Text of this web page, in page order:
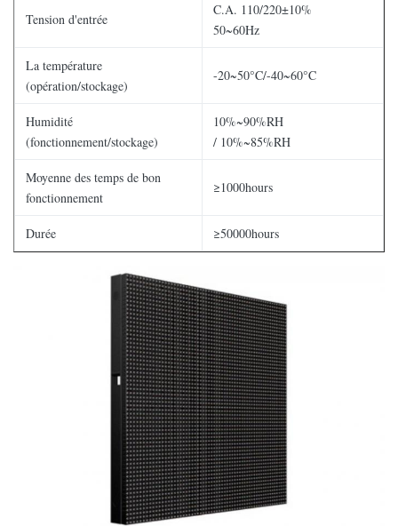
Tension d'entrée
C.A. 110/220±10%
50~60Hz
La température
(opération/stockage)
-20~50°C/-40~60°C
Humidité
(fonctionnement/stockage)
10%~90%RH
/ 10%~85%RH
Moyenne des temps de bon
fonctionnement
≥1000hours
Durée ≥50000hours